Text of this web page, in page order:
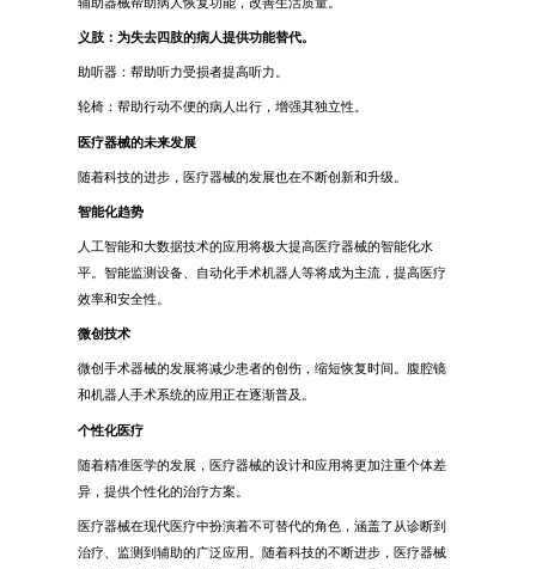
义肢：为失去四肢的病人提供功能替代。
助听器：帮助听力受损者提高听力。
轮椅：帮助行动不便的病人出行，增强其独立性。
医疗器械的未来发展
随着科技的进步，医疗器械的发展也在不断创新和升级。
智能化趋势
人工智能和大数据技术的应用将极大提高医疗器械的智能化水
平。智能监测设备、自动化手术机器人等将成为主流，提高医疗
效率和安全性。
微创技术
微创手术器械的发展将减少患者的创伤，缩短恢复时间。腹腔镜
和机器人手术系统的应用正在逐渐普及。
个性化医疗
随着精准医学的发展，医疗器械的设计和应用将更加注重个体差
异，提供个性化的治疗方案。
医疗器械在现代医疗中扮演着不可替代的角色，涵盖了从诊断到
治疗、监测到辅助的广泛应用。随着科技的不断进步，医疗器械